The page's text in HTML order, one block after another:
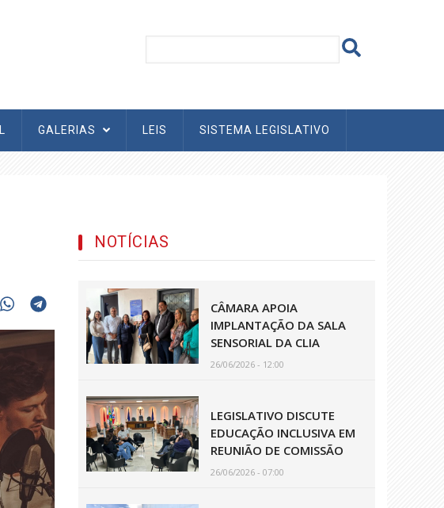
GALERIAS LEIS SISTEMA LEGISLATIVO
NOTÍCIAS
CÂMARA APOIA
IMPLANTAÇÃO DA SALA
SENSORIAL DA CLIA
26/06/2026 - 12:00
LEGISLATIVO DISCUTE
EDUCAÇÃO INCLUSIVA EM
REUNIÃO DE COMISSÃO
26/06/2026 - 07:00